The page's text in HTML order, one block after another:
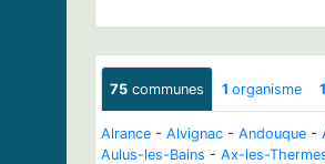
75 communes 1 organisme
Alrance - Alvignac - Andouque -
Aulus-les-Bains - Ax-les-